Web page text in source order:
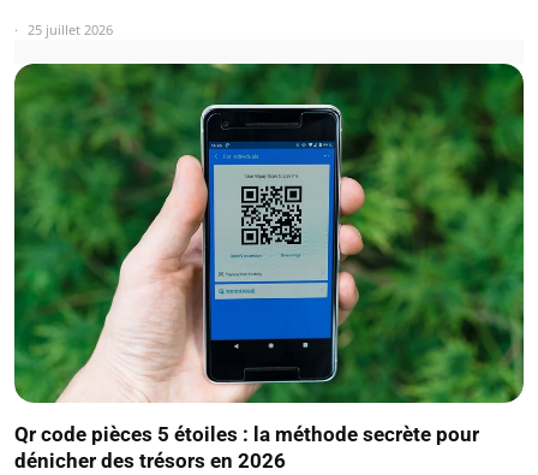
25 juillet 2026
Qr code pièces 5 étoiles : la méthode secrète pour
dénicher des trésors en 2026